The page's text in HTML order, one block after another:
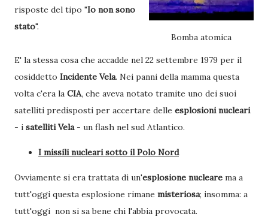
Bomba atomica
risposte del tipo "Io non sono
stato".
E' la stessa cosa che accadde nel 22 settembre 1979 per il
cosiddetto Incidente Vela. Nei panni della mamma questa
volta c'era la CIA, che aveva notato tramite uno dei suoi
satelliti predisposti per accertare delle esplosioni nucleari
- i satelliti Vela- un flash nel sud Atlantico.
I missili nucleari sotto il Polo Nord
Ovviamente si era trattata di un'esplosione nucleare ma a
tutt'oggi questa esplosione rimane misteriosa; insomma: a
tutt'oggi non si sa bene chi l'abbia provocata.